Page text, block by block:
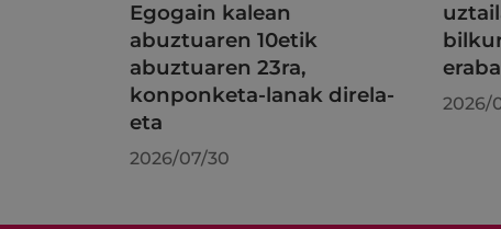
Egogain kalean
abuztuaren 10etik
abuztuaren 23ra,
konponketa-lanak direla-
eta
2026/07/30
2026/